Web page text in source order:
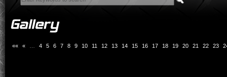
«« « 4 5 6 7 8 9 10 11 12 13 14 15 16 17 18 19 20 21 22 23